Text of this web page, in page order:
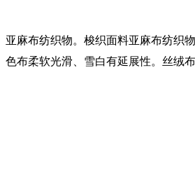
亚麻布纺织物。梭织面料亚麻布纺织
色布柔软光滑、雪白有延展性。丝绒